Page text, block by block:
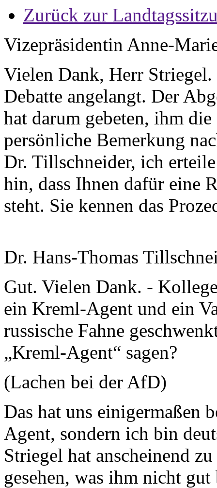
Zurück zur
Vizepräsidentin Anne-
Vielen Dank, Herr
Debatte angelangt. Der
hat darum gebeten, ihm
persönliche Bemerkung
Dr. Tillschneider, ich
hin, dass Ihnen dafür eine
steht. Sie kennen das
Dr. Hans-Thomas
Gut. Vielen Dank. -
ein Kreml-Agent und ein
russische Fahne
„Kreml-Agent“ sagen?
(Lachen bei der AfD)
Das hat uns einigermaßen
Agent, sondern ich bin
Striegel hat anscheinend
gesehen, was ihm nicht